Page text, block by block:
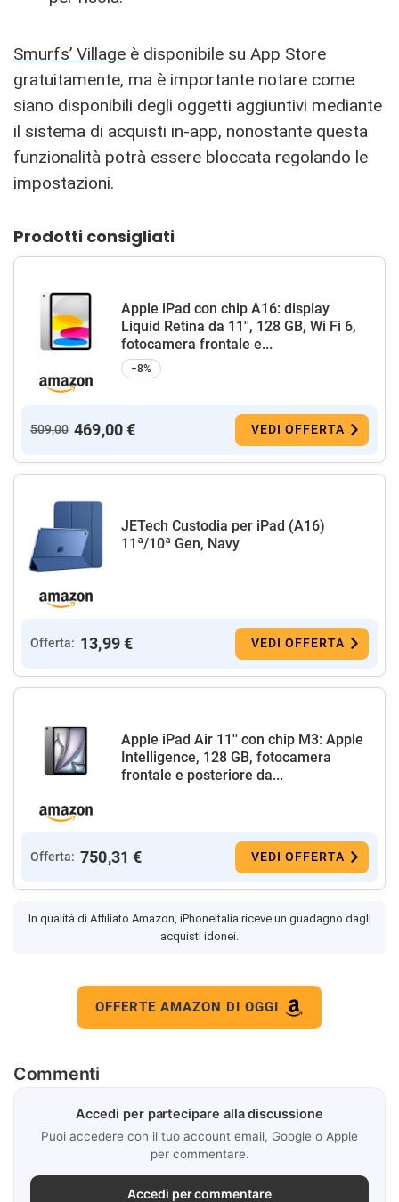
Smurfs’ Village è disponibile su App Store
gratuitamente, ma è importante notare come
siano disponibili degli oggetti aggiuntivi mediante
il sistema di acquisti in-app, nonostante questa
funzionalità potrà essere bloccata regolando le
impostazioni.
Prodotti consigliati
Apple iPad con chip A16: display
Liquid Retina da 11'', 128 GB, Wi Fi 6,
fotocamera frontale e...
−8%
509,00 469,00 € VEDI OFFERTA
JETech Custodia per iPad (A16)
11ª/10ª Gen, Navy
Offerta: 13,99 € VEDI OFFERTA
Apple iPad Air 11'' con chip M3: Apple
Intelligence, 128 GB, fotocamera
frontale e posteriore da...
Offerta: 750,31 € VEDI OFFERTA
In qualità di Affiliato Amazon, iPhoneItalia riceve un guadagno dagli
acquisti idonei.
OFFERTE AMAZON DI OGGI
Commenti
Accedi per partecipare alla discussione
Puoi accedere con il tuo account email, Google o Apple
per commentare.
Accedi per commentare